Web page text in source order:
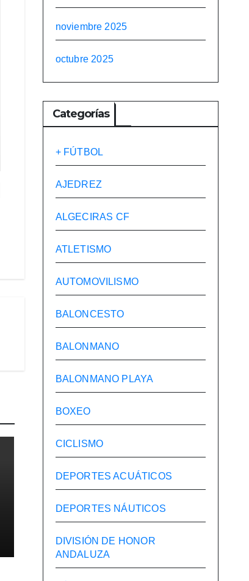
noviembre 2025
octubre 2025
Categorías
+ FÚTBOL
AJEDREZ
ALGECIRAS CF
ATLETISMO
AUTOMOVILISMO
BALONCESTO
BALONMANO
BALONMANO PLAYA
BOXEO
CICLISMO
DEPORTES ACUÁTICOS
DEPORTES NÁUTICOS
DIVISIÓN DE HONOR
ANDALUZA